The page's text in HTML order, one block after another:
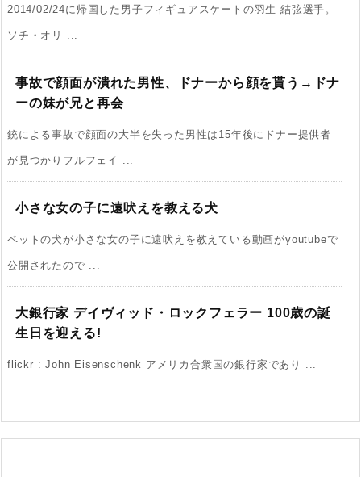
2014/02/24に帰国した男子フィギュアスケートの羽生 結弦選手。
ソチ・オリ ...
事故で顔面が潰れた男性、ドナーから顔を貰う→ドナ
ーの妹が兄と再会
銃による事故で顔面の大半を失った男性は15年後にドナー提供者
が見つかりフルフェイ ...
小さな女の子に遠吠えを教える犬
ペットの犬が小さな女の子に遠吠えを教えている動画がyoutubeで
公開されたので ...
大銀行家 デイヴィッド・ロックフェラー 100歳の誕
生日を迎える!
flickr : John Eisenschenk アメリカ合衆国の銀行家であり ...